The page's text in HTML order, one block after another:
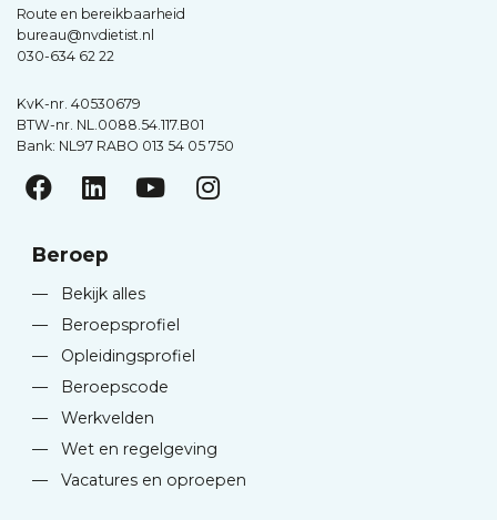
Route en bereikbaarheid
bureau@nvdietist.nl
030-634 62 22
KvK-nr. 40530679
BTW-nr. NL.0088.54.117.B01
Bank: NL97 RABO 013 54 05 750
Beroep
—
Bekijk alles
—
Beroepsprofiel
—
Opleidingsprofiel
—
Beroepscode
—
Werkvelden
—
Wet en regelgeving
—
Vacatures en oproepen